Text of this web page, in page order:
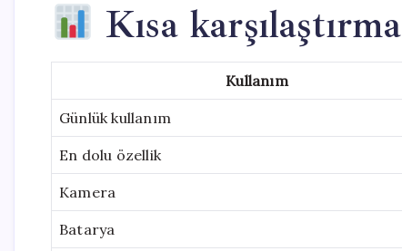
Kısa karşılaştırma
Kullanım
Günlük kullanım
En dolu özellik
Kamera
Batarya